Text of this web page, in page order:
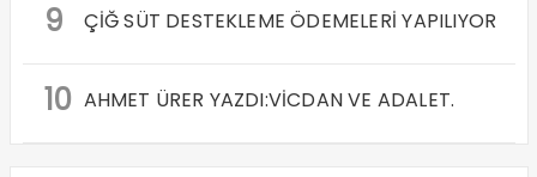
9 ÇİĞ SÜT DESTEKLEME ÖDEMELERİ YAPILIYOR
10 AHMET ÜRER YAZDI:VİCDAN VE ADALET.